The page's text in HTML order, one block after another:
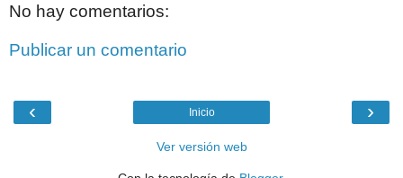
No hay comentarios:
Publicar un comentario
‹ ›
Inicio
Ver versión web